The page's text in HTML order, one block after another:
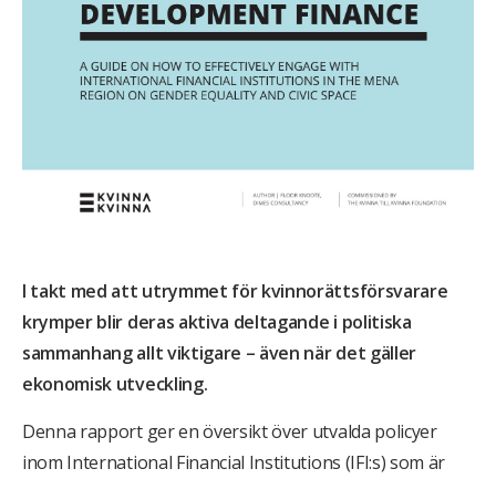
I takt med att utrymmet för kvinnorättsförsvarare
krymper blir deras aktiva deltagande i politiska
sammanhang allt viktigare – även när det gäller
ekonomisk utveckling.
Denna rapport ger en översikt över utvalda policyer
inom International Financial Institutions (IFI:s) som är